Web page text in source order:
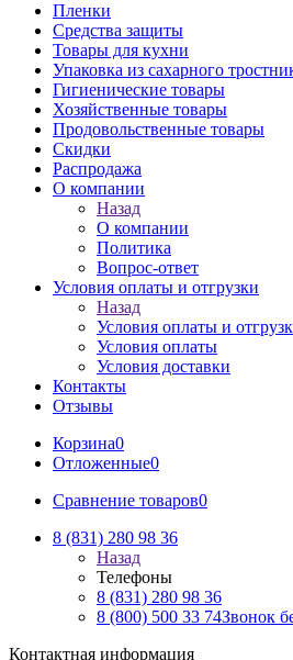
Пленки
Средства защиты
Товары для кухни
Упаковка из сахарного
Гигиенические товары
Хозяйственные товары
Продовольственные товары
Скидки
Распродажа
О компании
Назад
О компании
Политика
Вопрос-ответ
Условия оплаты и отгрузки
Назад
Условия оплаты и
Условия оплаты
Условия доставки
Контакты
Отзывы
Корзина0
Отложенные0
Сравнение товаров0
8 (831) 280 98 36
Назад
Телефоны
8 (831) 280 98 36
8 (800) 500 33 74Звонок
Контактная информация